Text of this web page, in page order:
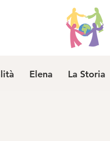
Elena La Storia